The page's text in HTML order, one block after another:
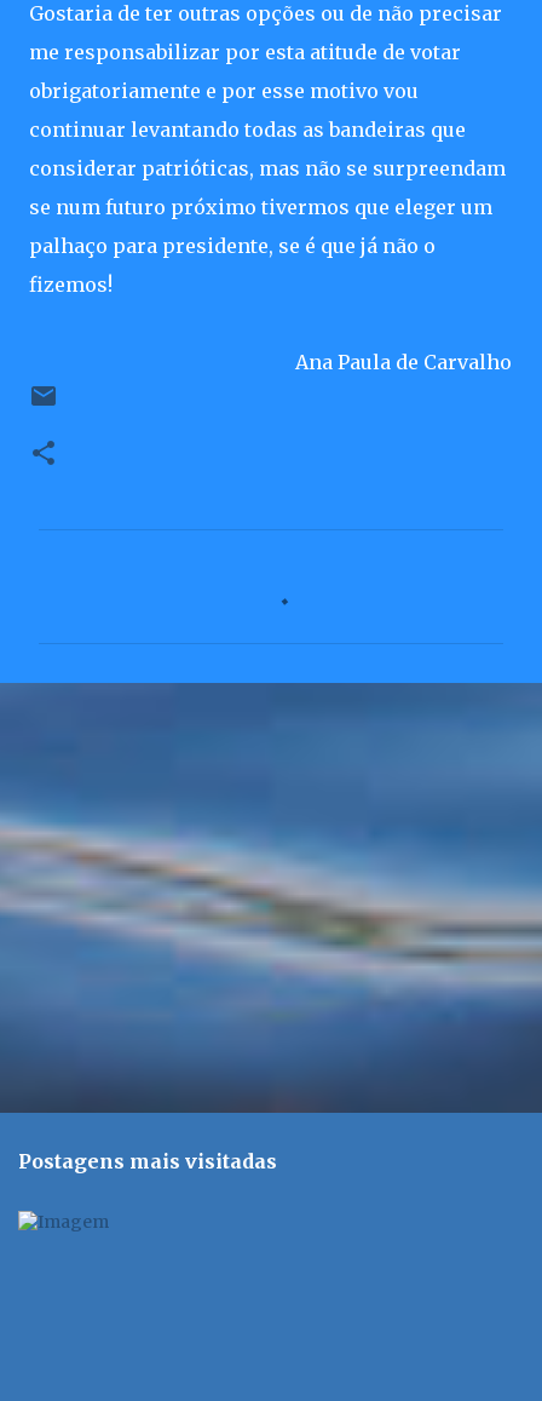
Gostaria de ter outras opções ou de não precisar
me responsabilizar por esta atitude de votar
obrigatoriamente e por esse motivo vou
continuar levantando todas as bandeiras que
considerar patrióticas, mas não se surpreendam
se num futuro próximo tivermos que eleger um
palhaço para presidente, se é que já não o
fizemos!
Ana Paula de Carvalho
i
s
Postagens mais visitadas